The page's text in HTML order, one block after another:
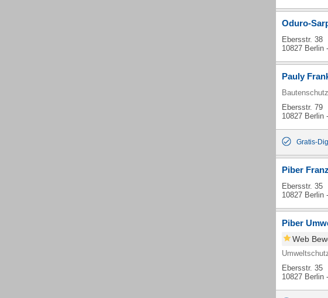
Oduro-
Ebersstr. 38
10827 Berlin
Pauly
Bautenschutz
Ebersstr. 79
10827 Berlin
Gratis-
Piber Franz
Ebersstr. 35
10827 Berlin
Piber
Web
Ebersstr. 35
10827 Berlin